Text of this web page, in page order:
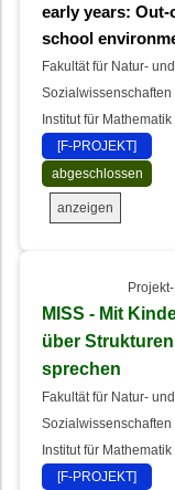
early years: Out-
school
Fakultät für Natur- und
Sozialwissenschaften
Institut für Mathematik
[F-PROJEKT]
abgeschlossen
anzeigen
MISS - Mit
über Strukturen
sprechen
Fakultät für Natur- und
Sozialwissenschaften
Institut für Mathematik
[F-PROJEKT]